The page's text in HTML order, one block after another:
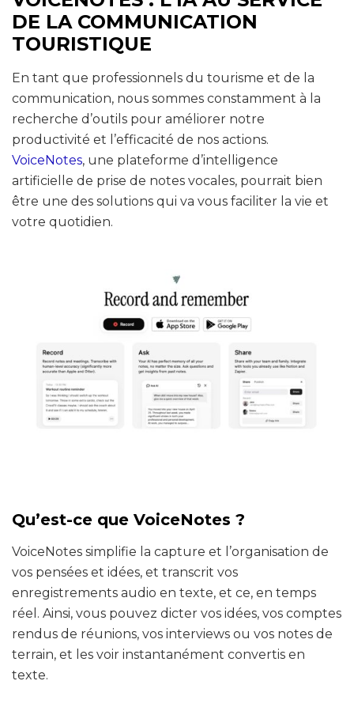
DE LA COMMUNICATION
TOURISTIQUE
En tant que professionnels du tourisme et de la
communication, nous sommes constamment à la
recherche d’outils pour améliorer notre
productivité et l’efficacité de nos actions.
VoiceNotes, une plateforme d’intelligence
artificielle de prise de notes vocales, pourrait bien
être une des solutions qui va vous faciliter la vie et
votre quotidien.
Qu’est-ce que VoiceNotes ?
VoiceNotes simplifie la capture et l’organisation de
vos pensées et idées, et transcrit vos
enregistrements audio en texte, et ce, en temps
réel. Ainsi, vous pouvez dicter vos idées, vos comptes
rendus de réunions, vos interviews ou vos notes de
terrain, et les voir instantanément convertis en
texte.